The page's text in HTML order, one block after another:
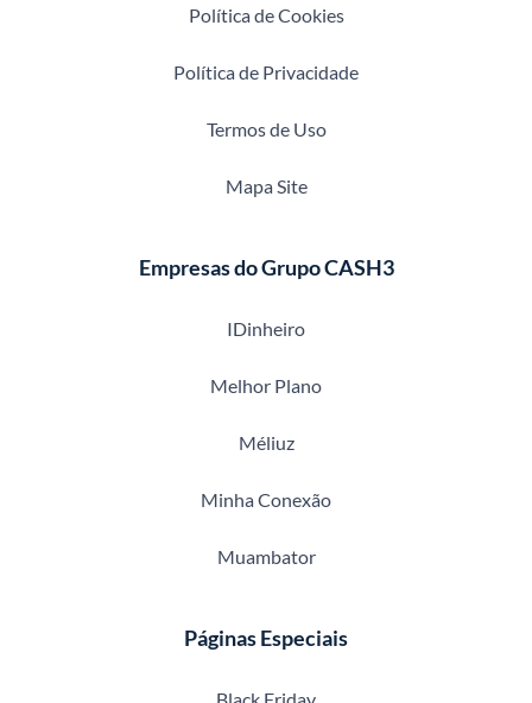
Política de Cookies
Política de Privacidade
Termos de Uso
Mapa Site
Empresas do Grupo CASH3
IDinheiro
Melhor Plano
Méliuz
Minha Conexão
Muambator
Páginas Especiais